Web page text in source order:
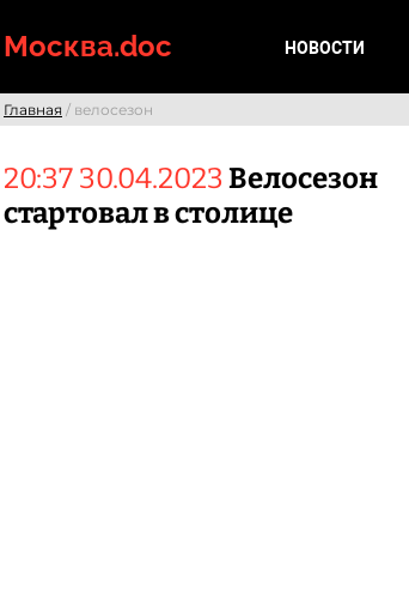
Москва.doc НОВОСТИ
Главная / велосезон
20:37 30.04.2023 Велосезон
стартовал в столице